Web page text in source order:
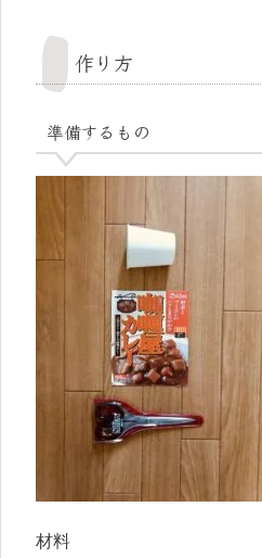
作り方
準備するもの
材料